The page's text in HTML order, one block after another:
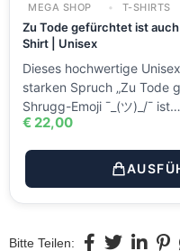
MEGA SHOP T-SHIRTS
Zu Tode gefürchtet ist
Shirt | Unisex
Dieses hochwertige
starken Spruch „Zu Tode
Shrugg-Emoji ¯_(ツ)_/¯ ist…
€ 22,00
Bitte Teilen: